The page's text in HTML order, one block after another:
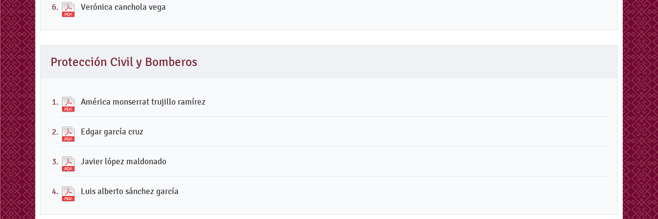
Verónica canchola vega
Protección Civil y Bomberos
América monserrat trujillo ramírez
Edgar garcía cruz
Javier lópez maldonado
Luis alberto sánchez garcía